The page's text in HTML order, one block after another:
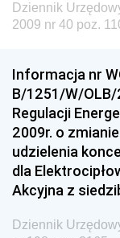
Dziennik
2009 nr 40 poz.
Informacja nr
B/1251/W/
Regulacji
2009r. o
udzielenia
dla
Akcyjna z
Dziennik